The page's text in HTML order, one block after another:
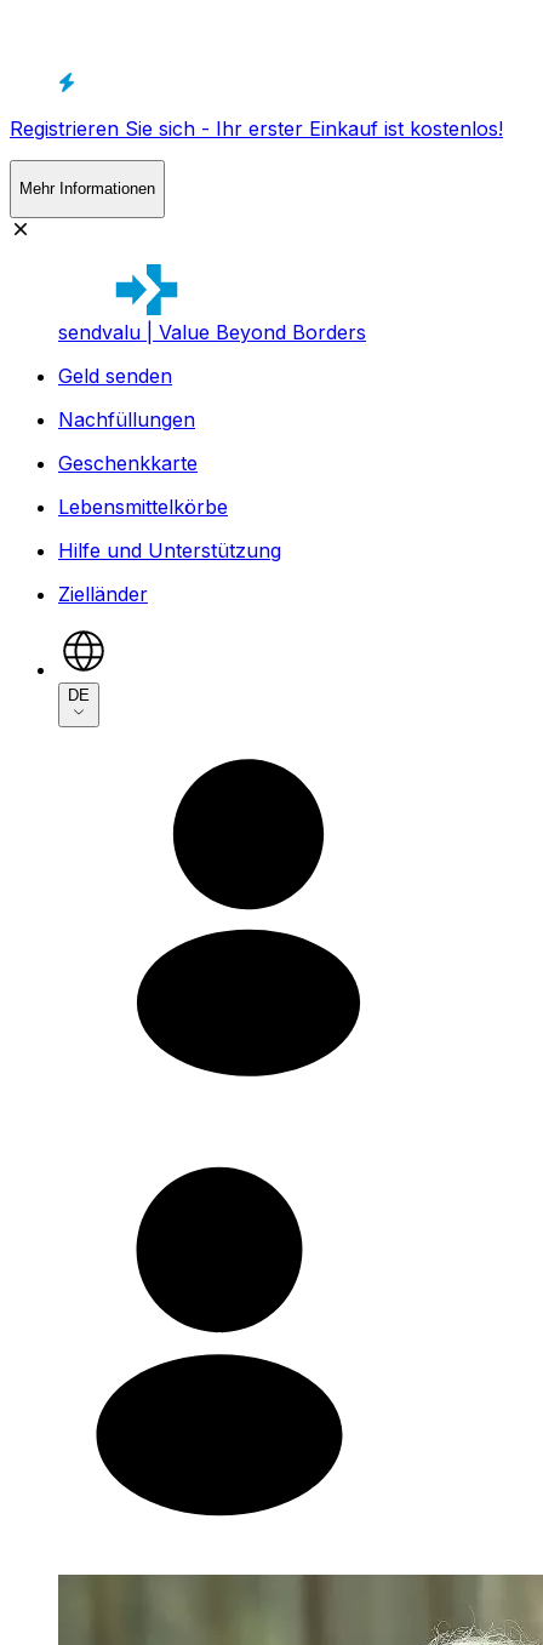
Registrieren Sie sich - Ihr erster Einkauf ist kostenlos!
Mehr Informationen
sendvalu | Value Beyond Borders
Geld senden
Nachfüllungen
Geschenkkarte
Lebensmittelkörbe
Hilfe und Unterstützung
Zielländer
DE